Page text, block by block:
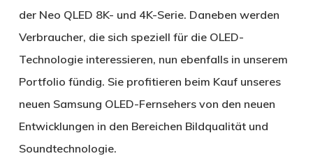
der Neo QLED 8K- und 4K-Serie. Daneben werden
Verbraucher, die sich speziell für die OLED-
Technologie interessieren, nun ebenfalls in unserem
Portfolio fündig. Sie profitieren beim Kauf unseres
neuen Samsung OLED-Fernsehers von den neuen
Entwicklungen in den Bereichen Bildqualität und
Soundtechnologie.